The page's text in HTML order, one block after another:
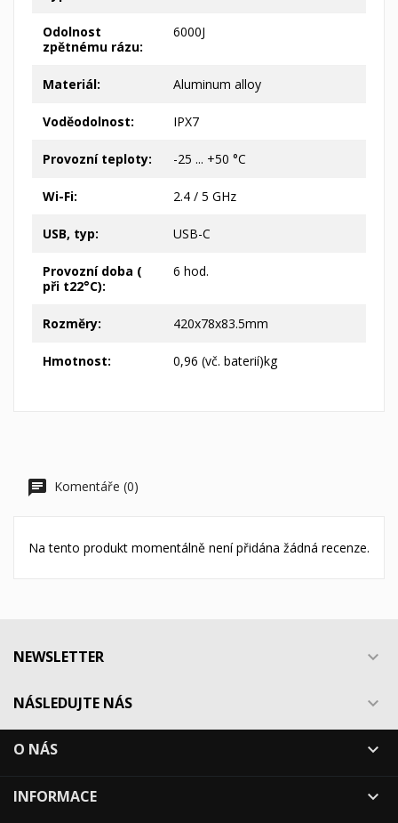
Odolnost
zpětnému rázu:
6000J
Materiál: Aluminum alloy
Voděodolnost: IPX7
Provozní teploty: -25 ... +50 °C
Wi-Fi: 2.4 / 5 GHz
USB, typ: USB-C
Provozní doba (
při t22°C):
6 hod.
Rozměry: 420x78x83.5mm
Hmotnost: 0,96 (vč. baterií)kg
Komentáře (0)
Na tento produkt momentálně není přidána žádná recenze.
NEWSLETTER 
NÁSLEDUJTE NÁS 
O NÁS 
INFORMACE 